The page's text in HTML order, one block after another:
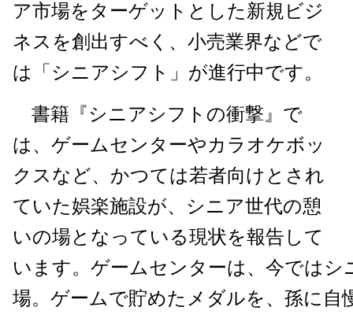
ア市場をターゲットとした新規ビジ
ネスを創出すべく、小売業界などで
は「シニアシフト」が進行中です。
書籍『シニアシフトの衝撃』で
は、ゲームセンターやカラオケボッ
クスなど、かつては若者向けとされ
ていた娯楽施設が、シニア世代の憩
いの場となっている現状を報告して
います。ゲームセンターは、今ではシ
場。ゲームで貯めたメダルを、孫に自